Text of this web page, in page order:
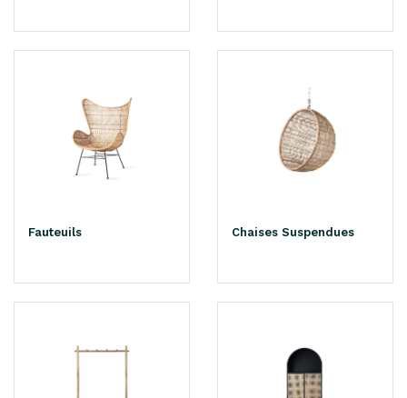
Fauteuils Chaises Suspendues